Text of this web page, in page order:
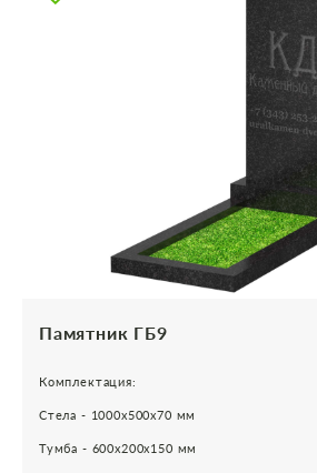
Памятник ГБ9
Комплектация:
Стела - 1000х500х70 мм
Тумба - 600х200х150 мм